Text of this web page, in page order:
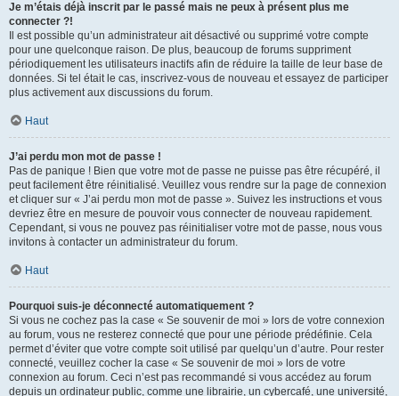
Je m’étais déjà inscrit par le passé mais ne peux à présent plus me
connecter ?!
Il est possible qu’un administrateur ait désactivé ou supprimé votre compte
pour une quelconque raison. De plus, beaucoup de forums suppriment
périodiquement les utilisateurs inactifs afin de réduire la taille de leur base de
données. Si tel était le cas, inscrivez-vous de nouveau et essayez de participer
plus activement aux discussions du forum.
Haut
J’ai perdu mon mot de passe !
Pas de panique ! Bien que votre mot de passe ne puisse pas être récupéré, il
peut facilement être réinitialisé. Veuillez vous rendre sur la page de connexion
et cliquer sur « J’ai perdu mon mot de passe ». Suivez les instructions et vous
devriez être en mesure de pouvoir vous connecter de nouveau rapidement.
Cependant, si vous ne pouvez pas réinitialiser votre mot de passe, nous vous
invitons à contacter un administrateur du forum.
Haut
Pourquoi suis-je déconnecté automatiquement ?
Si vous ne cochez pas la case « Se souvenir de moi » lors de votre connexion
au forum, vous ne resterez connecté que pour une période prédéfinie. Cela
permet d’éviter que votre compte soit utilisé par quelqu’un d’autre. Pour rester
connecté, veuillez cocher la case « Se souvenir de moi » lors de votre
connexion au forum. Ceci n’est pas recommandé si vous accédez au forum
depuis un ordinateur public, comme une librairie, un cybercafé, une université,